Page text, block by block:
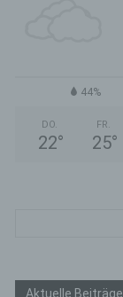
44%
DO.
22°
FR.
25°
Aktuelle Beiträge